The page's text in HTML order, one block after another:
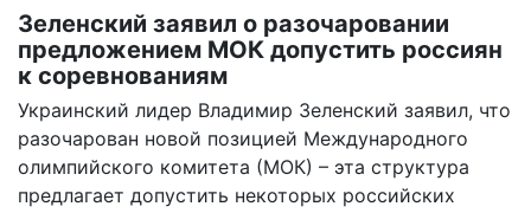
Зеленский заявил о разочаровании
предложением МОК допустить россиян
к соревнованиям
Украинский лидер Владимир Зеленский заявил, что
разочарован новой позицией Международного
олимпийского комитета (МОК) – эта структура
предлагает допустить некоторых российских